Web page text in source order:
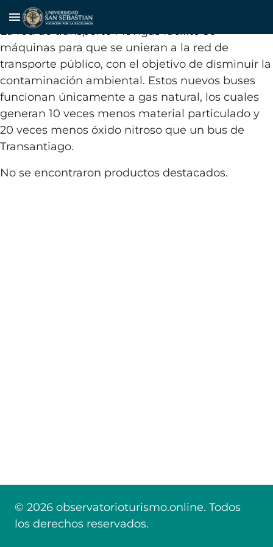
menu
Transporte de bajo impacto
La red de transporte Movigas facilitó 50
máquinas para que se unieran a la red de
transporte público, con el objetivo de disminuir la
contaminación ambiental. Estos nuevos buses
funcionan únicamente a gas natural, los cuales
generan 10 veces menos material particulado y
20 veces menos óxido nitroso que un bus de
Transantiago.
No se encontraron productos destacados.
© 2026 observatorioturismo.online. Todos
los derechos reservados.